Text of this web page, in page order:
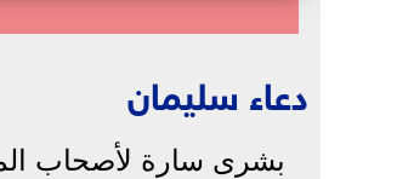
دعاء سليمان
بشرى سارة لأصحاب